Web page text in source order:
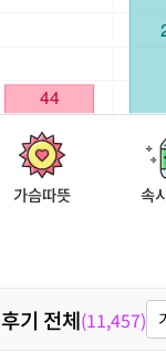
가슴따뜻 속
후기 전체(11,457)